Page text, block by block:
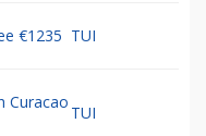
€1235 TUI
Curacao
TUI